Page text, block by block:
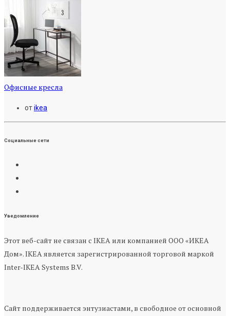
Офисные кресла
отikea
Социальные сети
Уведомление
Этот веб-сайт не связан с IKEA или компанией ООО «ИКЕА
Дом». IKEA является зарегистрированной торговой маркой
Inter-IKEA Systems B.V.
Сайт поддерживается энтузиастами, в свободное от основной